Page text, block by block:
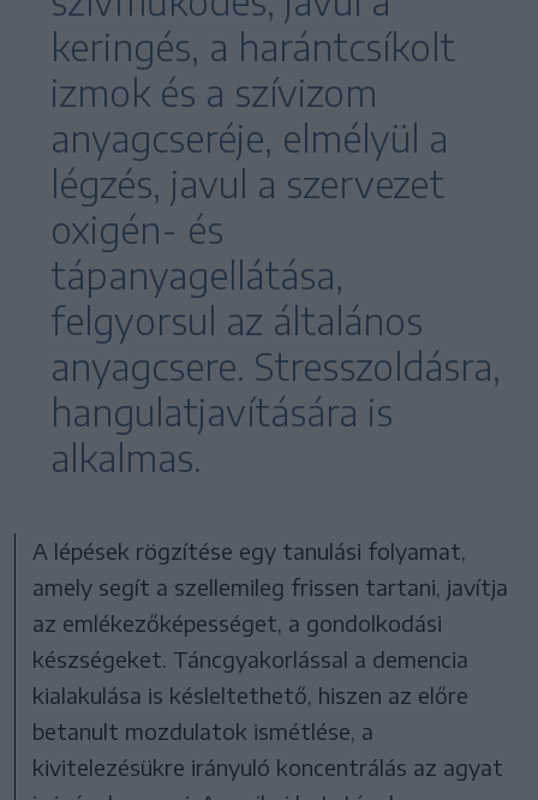
keringés, a harántcsíkolt
izmok és a szívizom
anyagcseréje, elmélyül a
légzés, javul a szervezet
oxigén- és
tápanyagellátása,
felgyorsul az általános
anyagcsere. Stresszoldásra,
hangulatjavítására is
alkalmas.
A lépések rögzítése egy tanulási folyamat,
amely segít a szellemileg frissen tartani, javítja
az emlékezőképességet, a gondolkodási
készségeket. Táncgyakorlással a demencia
kialakulása is késleltethető, hiszen az előre
betanult mozdulatok ismétlése, a
kivitelezésükre irányuló koncentrálás az agyat